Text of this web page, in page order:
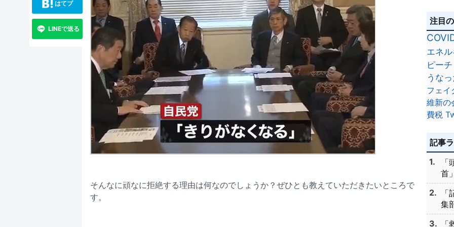
そんなに頑なに拒絶する理由は何なのでしょうか？ぜひとも教えていただきたいところで
す。
はてブ
LINEで送る
注目
エネ
ピーチ
うな
フェイ
維新の
費税
記事
首
集